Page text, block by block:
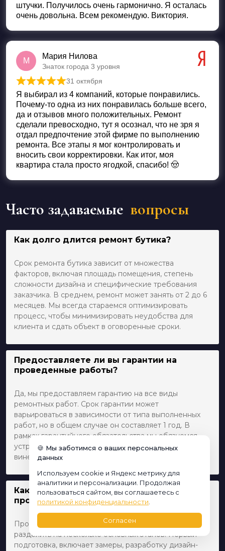
штучки. Получилось очень гармонично. Я осталась
очень довольна. Всем рекомендую. Виктория.
М
Мария Нилова
Знаток города 3 уровня
Оценка5 из 5
31 октября
Я выбирал из 4 компаний, которые понравились.
Почему-то одна из них понравилась больше всего,
да и отзывов много положительных. Ремонт
сделали превосходно, тут я осознал, что не зря я
отдал предпочтение этой фирме по выполнению
ремонта. Все этапы я мог контролировать и
вносить свои корректировки. Как итог, моя
квартира стала просто ягодкой, спасибо! 🤠
Часто задаваемые вопросы
Как долго длится ремонт бутика?
Срок ремонта бутика зависит от множества
факторов, включая площадь помещения, степень
сложности дизайна и специфические требования
заказчика. В среднем, ремонт может занять от 2 до 6
месяцев. Мы всегда стараемся оптимизировать
процесс, чтобы минимизировать неудобства для
клиента и сдать объект в оговоренные сроки.
Предоставляете ли вы гарантии на
проведенные работы?
Да, мы предоставляем гарантию на все виды
ремонтных работ. Срок гарантии может
варьироваться в зависимости от типа выполненных
работ, но в общем случае он составляет 1 год. В
рамках гарантийного обязательства мы обязуемся
устранить любые недостатки, возникшие по нашей
вине, без дополнительной платы за это.
Какие основные этапы включает в себя
процесс ремонта бутиков и шоурумов?
Процесс ремонта бутиков и шоурумов можно
разделить на несколько основных этапов. Первый –
подготовка, включает замеры, разработку дизайн-
🍪 Мы заботимся о ваших персональных
данных
Используем cookie и Яндекс метрику для
аналитики и персонализации. Продолжая
пользоваться сайтом, вы соглашаетесь с
политикой конфиденциальности
Согласен